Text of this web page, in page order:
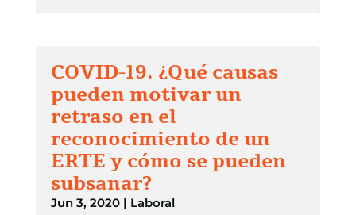
COVID-19. ¿Qué causas
pueden motivar un
retraso en el
reconocimiento de un
ERTE y cómo se pueden
subsanar?
Jun 3, 2020| Laboral